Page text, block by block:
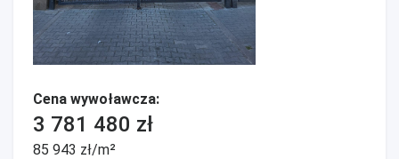
Cena wywoławcza:
3 781 480 zł
85 943 zł/m²